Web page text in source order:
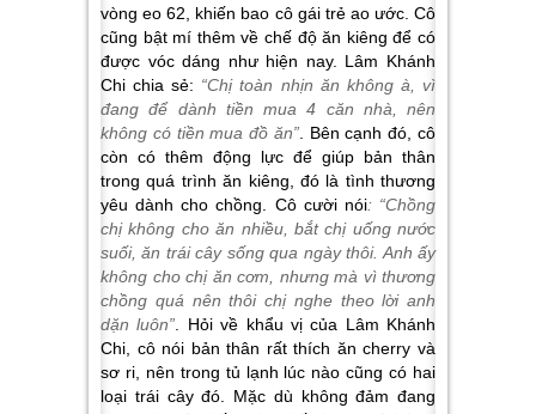
vòng eo 62, khiến bao cô gái trẻ ao ước. Cô
cũng bật mí thêm về chế độ ăn kiêng để có
được vóc dáng như hiện nay. Lâm Khánh
Chi chia sẻ: “Chị toàn nhịn ăn không à, vì
đang để dành tiền mua 4 căn nhà, nên
không có tiền mua đồ ăn”. Bên cạnh đó, cô
còn có thêm động lực để giúp bản thân
trong quá trình ăn kiêng, đó là tình thương
yêu dành cho chồng. Cô cười nói: “Chồng
chị không cho ăn nhiều, bắt chị uống nước
suối, ăn trái cây sống qua ngày thôi. Anh ấy
không cho chị ăn cơm, nhưng mà vì thương
chồng quá nên thôi chị nghe theo lời anh
dặn luôn” . Hỏi về khẩu vị của Lâm Khánh
Chi, cô nói bản thân rất thích ăn cherry và
sơ ri, nên trong tủ lạnh lúc nào cũng có hai
loại trái cây đó. Mặc dù không đảm đang